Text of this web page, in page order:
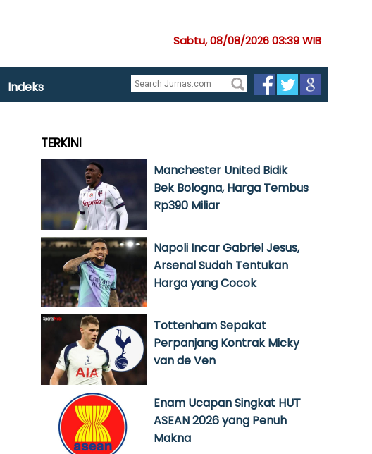
Sabtu, 08/08/2026 03:39 WIB
Indeks
TERKINI
Manchester United Bidik
Bek Bologna, Harga Tembus
Rp390 Miliar
Napoli Incar Gabriel Jesus,
Arsenal Sudah Tentukan
Harga yang Cocok
Tottenham Sepakat
Perpanjang Kontrak Micky
van de Ven
Enam Ucapan Singkat HUT
ASEAN 2026 yang Penuh
Makna